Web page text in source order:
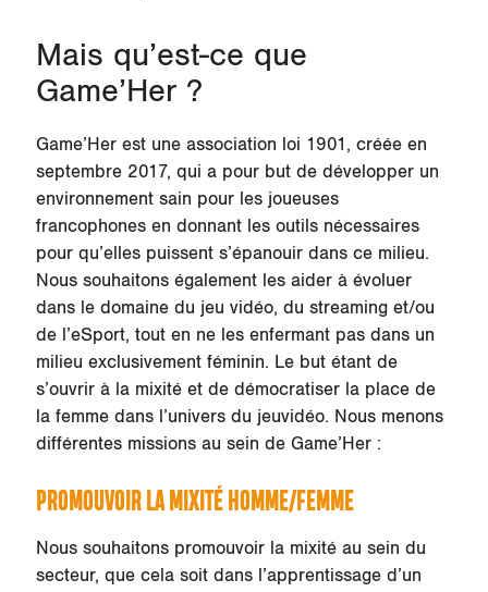
Mais qu’est-ce que
Game’Her ?
Game’Her est une association loi 1901, créée en
septembre 2017, qui a pour but de développer un
environnement sain pour les joueuses
francophones en donnant les outils nécessaires
pour qu’elles puissent s’épanouir dans ce milieu.
Nous souhaitons également les aider à évoluer
dans le domaine du jeu vidéo, du streaming et/ou
de l’eSport, tout en ne les enfermant pas dans un
milieu exclusivement féminin. Le but étant de
s’ouvrir à la mixité et de démocratiser la place de
la femme dans l’univers du jeuvidéo. Nous menons
différentes missions au sein de Game’Her :
PROMOUVOIR LA MIXITÉ HOMME/FEMME
Nous souhaitons promouvoir la mixité au sein du
secteur, que cela soit dans l’apprentissage d’un